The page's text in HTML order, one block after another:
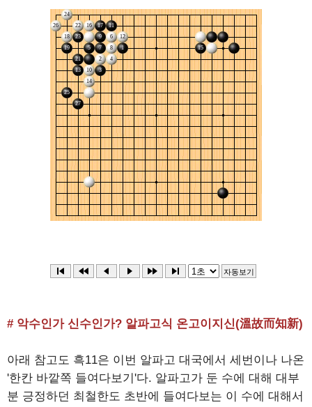
# 악수인가 신수인가? 알파고식 온고이지신(溫故而知新)
아래 참고도 흑11은 이번 알파고 대국에서 세번이나 나온
'한칸 바깥쪽 들여다보기'다. 알파고가 둔 수에 대해 대부
분 긍정하던 최철한도 초반에 들여다보는 이 수에 대해서